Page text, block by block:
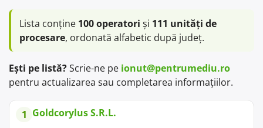
Lista conține 100 operatori și 111 unități de
procesare, ordonată alfabetic după județ.
Ești pe listă?Scrie-ne pe ionut@pentrumediu.ro
pentru actualizarea sau completarea informațiilor.
1 Goldcorylus S.R.L.